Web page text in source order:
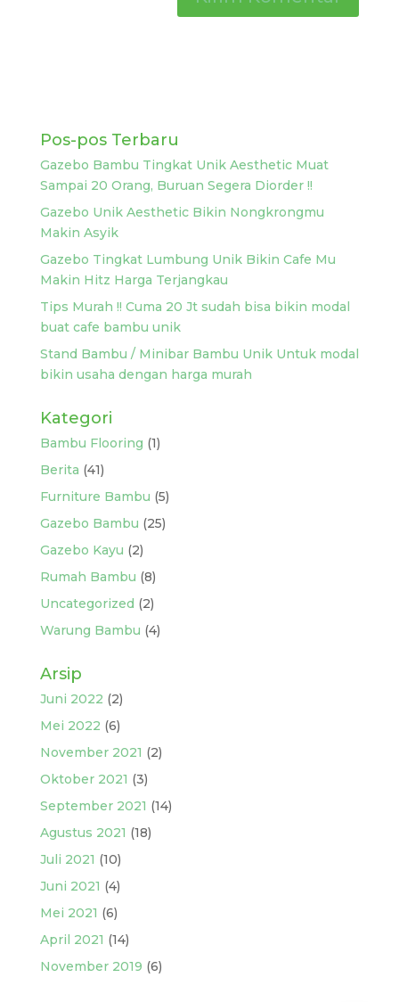
Pos-pos Terbaru
Gazebo Bambu Tingkat Unik Aesthetic Muat
Sampai 20 Orang, Buruan Segera Diorder !!
Gazebo Unik Aesthetic Bikin Nongkrongmu
Makin Asyik
Gazebo Tingkat Lumbung Unik Bikin Cafe Mu
Makin Hitz Harga Terjangkau
Tips Murah !! Cuma 20 Jt sudah bisa bikin modal
buat cafe bambu unik
Stand Bambu / Minibar Bambu Unik Untuk modal
bikin usaha dengan harga murah
Kategori
Bambu Flooring (1)
Berita (41)
Furniture Bambu (5)
Gazebo Bambu (25)
Gazebo Kayu (2)
Rumah Bambu (8)
Uncategorized (2)
Warung Bambu (4)
Arsip
Juni 2022 (2)
Mei 2022 (6)
November 2021 (2)
Oktober 2021 (3)
September 2021 (14)
Agustus 2021 (18)
Juli 2021 (10)
Juni 2021 (4)
Mei 2021 (6)
April 2021 (14)
November 2019 (6)